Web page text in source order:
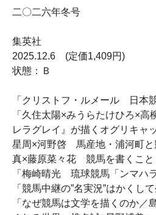
二〇二六年冬号
集英社
2025.12.6 (定価1,409円)
状態：Ｂ
「クリストフ・ルメール 日本競
「久住太陽×みうらたけひろ×
レラグレイ』が描くオグリキャ
星周×河野啓 馬産地・浦河町と
真×藤原菜々花 競馬を書くこ
「梅崎晴光 琉球競馬「ンマハ
「競馬中継の”名実況”はかくし
「なぜ競馬は文学を描くのか／